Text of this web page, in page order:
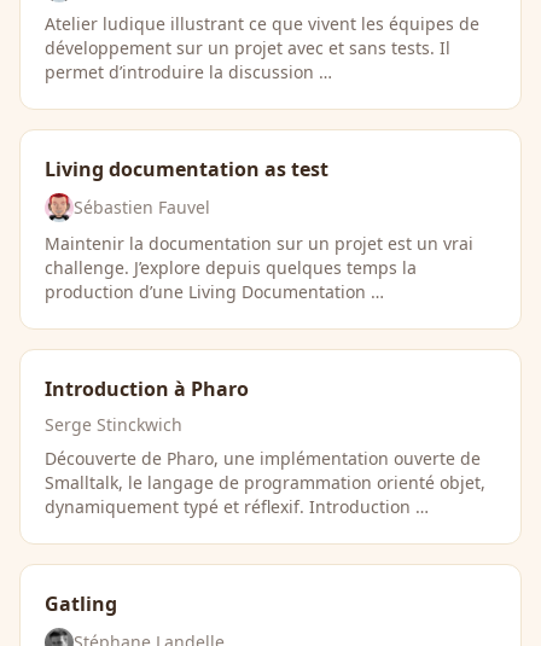
Atelier ludique illustrant ce que vivent les équipes de
développement sur un projet avec et sans tests. Il
permet d’introduire la discussion …
Living documentation as test
Sébastien Fauvel
Maintenir la documentation sur un projet est un vrai
challenge. J’explore depuis quelques temps la
production d’une Living Documentation …
Introduction à Pharo
Serge Stinckwich
Découverte de Pharo, une implémentation ouverte de
Smalltalk, le langage de programmation orienté objet,
dynamiquement typé et réflexif. Introduction …
Gatling